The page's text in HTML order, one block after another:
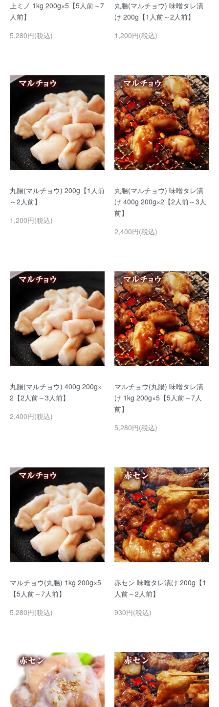
上ミノ 1kg 200g×5【5人前～7
人前】
5,280円(税込)
丸腸(マルチョウ) 味噌タレ漬
け 200g【1人前～2人前】
1,200円(税込)
丸腸(マルチョウ) 200g【1人前
～2人前】
1,200円(税込)
丸腸(マルチョウ) 味噌タレ漬
け 400g 200g×2【2人前～3人
前】
2,400円(税込)
丸腸(マルチョウ) 400g 200g×
2【2人前～3人前】
2,400円(税込)
マルチョウ(丸腸) 味噌タレ漬
け 1kg 200g×5【5人前～7人
前】
5,280円(税込)
マルチョウ(丸腸) 1kg 200g×5
【5人前～7人前】
5,280円(税込)
赤セン 味噌タレ漬け 200g【1
人前～2人前】
930円(税込)